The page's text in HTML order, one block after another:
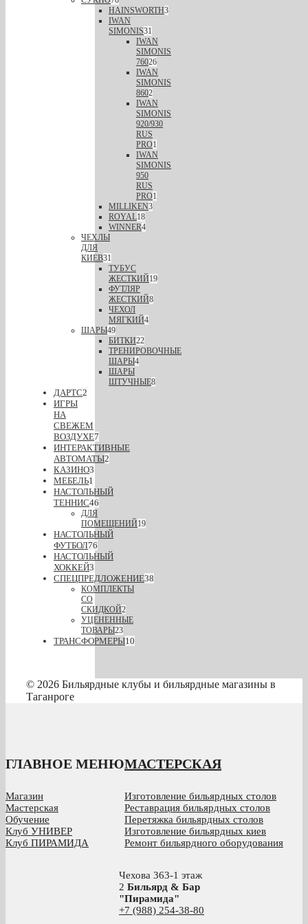
HAINSWORTH3
IWAN
SIMONIS31
IWAN
SIMONIS
76026
IWAN
SIMONIS
8602
IWAN
SIMONIS
920/930
RUS
PRO1
IWAN
SIMONIS
950
RUS
PRO1
MILLIKEN3
ROYAL18
WINNER4
ЧЕХЛЫ
ДЛЯ
КИЕВ31
ТУБУС
ЖЕСТКИЙ19
ФУТЛЯР
ЖЕСТКИЙ8
ЧЕХОЛ
МЯГКИЙ4
ШАРЫ49
БИТКИ22
ТРЕНИРОВОЧНЫЕ
ШАРЫ4
ШАРЫ
ШТУЧНЫЕ8
ДАРТС2
ИГРЫ
НА
СВЕЖЕМ
ВОЗДУХЕ7
ИНТЕРАКТИВНЫЕ
АВТОМАТЫ2
КАЗИНО3
МЕБЕЛЬ1
НАСТОЛЬНЫЙ
ТЕННИС46
ДЛЯ
ПОМЕЩЕНИЙ19
НАСТОЛЬНЫЙ
ФУТБОЛ76
НАСТОЛЬНЫЙ
ХОККЕЙ3
СПЕЦПРЕДЛОЖЕНИЕ38
КОМПЛЕКТЫ
СО
СКИДКОЙ2
УЦЕНЕННЫЕ
ТОВАРЫ23
ТРАНСФОРМЕРЫ10
© 2026 Бильярдные клубы и бильярдные магазины в
Таганроге
ГЛАВНОЕ МЕНЮ
Магазин
Мастерская
Обучение
Клуб УНИВЕР
Клуб ПИРАМИДА
МАСТЕРСКАЯ
Изготовление бильярдных столов
Реставрация бильярдных столов
Перетяжка бильярдных столов
Изготовление бильярдных киев
Ремонт бильярдного оборудования
Чехова 363-1 этаж
2 Бильярд & Бар
"Пирамида"
+7 (988) 254-38-80